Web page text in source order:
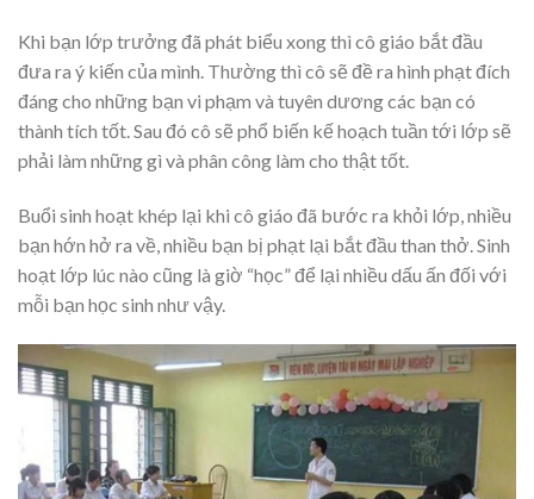
Khi bạn lớp trưởng đã phát biểu xong thì cô giáo bắt đầu
đưa ra ý kiến của mình. Thường thì cô sẽ đề ra hình phạt đích
đáng cho những bạn vi phạm và tuyên dương các bạn có
thành tích tốt. Sau đó cô sẽ phổ biến kế hoạch tuần tới lớp sẽ
phải làm những gì và phân công làm cho thật tốt.
Buổi sinh hoạt khép lại khi cô giáo đã bước ra khỏi lớp, nhiều
bạn hớn hở ra về, nhiều bạn bị phạt lại bắt đầu than thở. Sinh
hoạt lớp lúc nào cũng là giờ “học” để lại nhiều dấu ấn đối với
mỗi bạn học sinh như vậy.